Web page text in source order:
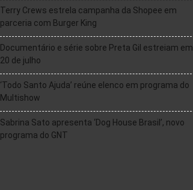
Terry Crews estrela campanha da Shopee em
parceria com Burger King
Documentário e série sobre Preta Gil estreiam em
20 de julho
‘Todo Santo Ajuda’ reúne elenco em programa do
Multishow
Sabrina Sato apresenta ‘Dog House Brasil’, novo
programa do GNT